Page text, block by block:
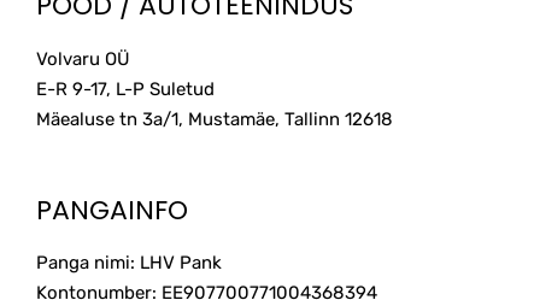
Volvaru OÜ
E-R 9-17, L-P Suletud
Mäealuse tn 3a/1, Mustamäe, Tallinn 12618
PANGAINFO
Panga nimi: LHV Pank
Kontonumber: EE907700771004368394